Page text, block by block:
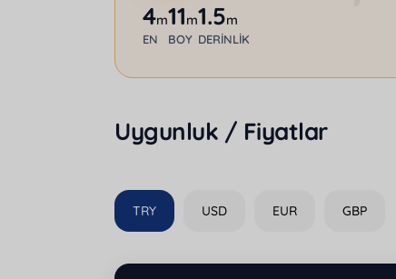
4m
EN
11m
BOY
1.5m
DERINLIK
Uygunluk / Fiyatlar
TRY USD EUR GBP